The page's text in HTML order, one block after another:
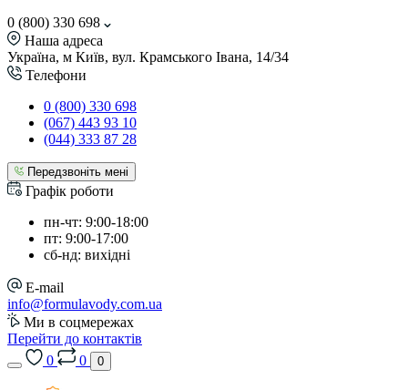
0 (800) 330 698
Наша адреса
Україна, м Київ, вул. Крамського Івана, 14/34
Телефони
0 (800) 330 698
(067) 443 93 10
(044) 333 87 28
Передзвоніть мені
Графік роботи
пн-чт: 9:00-18:00
пт: 9:00-17:00
сб-нд: вихідні
E-mail
info@formulavody.com.ua
Ми в соцмережах
Перейти до контактів
0
0 0